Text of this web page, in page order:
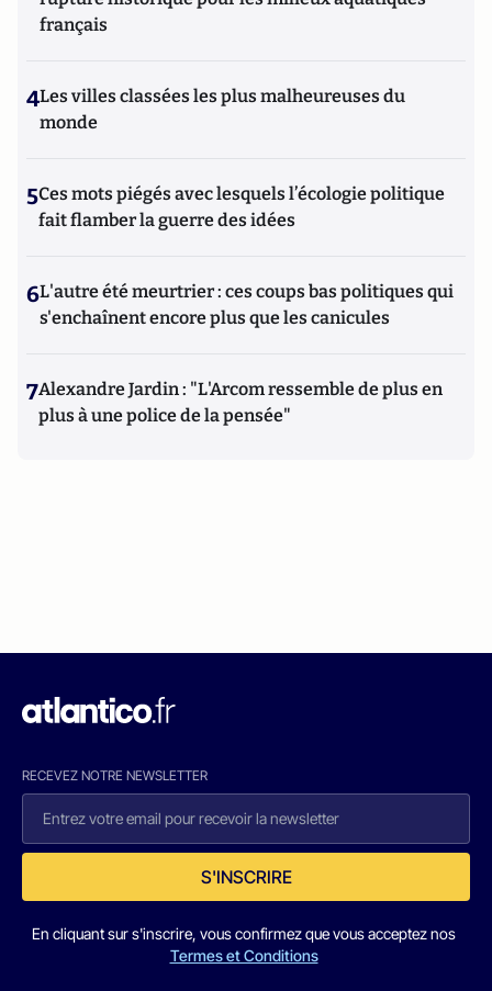
français
4Les villes classées les plus malheureuses du
monde
5Ces mots piégés avec lesquels l’écologie politique
fait flamber la guerre des idées
6L'autre été meurtrier : ces coups bas politiques qui
s'enchaînent encore plus que les canicules
7Alexandre Jardin : "L'Arcom ressemble de plus en
plus à une police de la pensée"
RECEVEZ NOTRE NEWSLETTER
S'INSCRIRE
En cliquant sur s'inscrire, vous confirmez que vous acceptez nos
Termes et Conditions